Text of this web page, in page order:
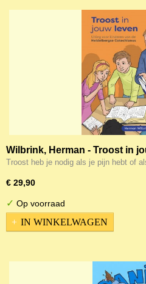
Wilbrink, Herman - Troost in
Troost heb je nodig als je pijn hebt of
€ 29,90
✓ Op voorraad
IN WINKELWAGEN